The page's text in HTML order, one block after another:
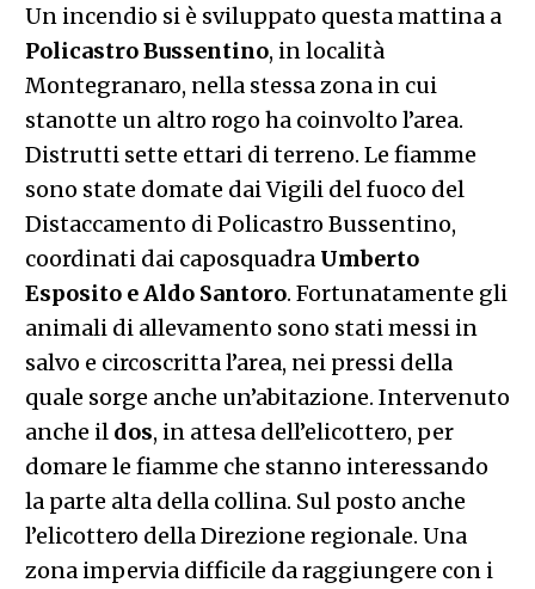
Un incendio si è sviluppato questa mattina a
Policastro Bussentino, in località
Montegranaro, nella stessa zona in cui
stanotte un altro rogo ha coinvolto l’area.
Distrutti sette ettari di terreno. Le fiamme
sono state domate dai Vigili del fuoco del
Distaccamento di Policastro Bussentino,
coordinati dai caposquadra Umberto
Esposito e Aldo Santoro. Fortunatamente gli
animali di allevamento sono stati messi in
salvo e circoscritta l’area, nei pressi della
quale sorge anche un’abitazione. Intervenuto
anche il dos, in attesa dell’elicottero, per
domare le fiamme che stanno interessando
la parte alta della collina. Sul posto anche
l’elicottero della Direzione regionale. Una
zona impervia difficile da raggiungere con i